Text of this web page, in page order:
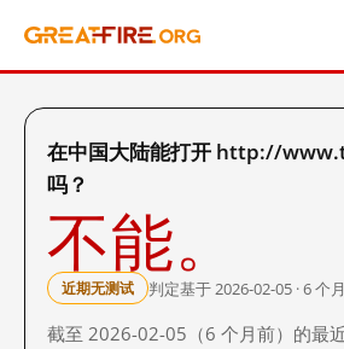
在中国大陆能打开 http://
吗？
不能。
近期无测试 判定基于 2026-02-05 · 6 个
截至 2026-02-05（6 个月前）的最